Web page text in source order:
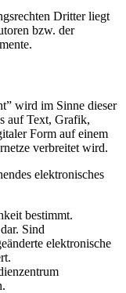
Dritter liegt
bzw. der
wird im Sinne dieser
auf Text, Grafik,
Form auf einem
verbreitet wird.
elektronisches
bestimmt.
Sind
elektronische